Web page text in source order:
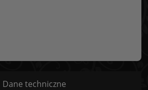
Dane techniczne